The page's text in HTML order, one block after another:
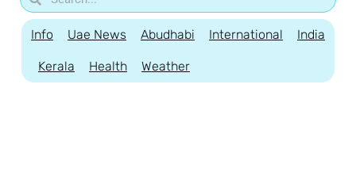
Info Uae News Abudhabi International India
Kerala Health Weather